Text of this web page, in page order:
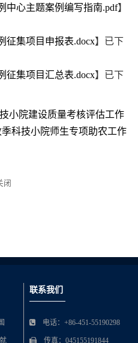
中心主题案例编写指南.pdf】
征集项目申报表.docx】已下
征集项目汇总表.docx】已下
小院建设质量考核评估工作
科技小院师生专项助农工作
闭
就
联系我们
电话：+86-451-55190298
传真：045155191844